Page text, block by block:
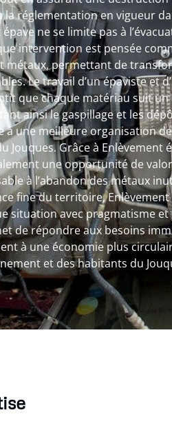
la réglementation en vigueur
ne se limite pas à
intervention est pensée
métaux, permettant de
Le travail d’un épaviste et
que chaque matériau suit un
ainsi le gaspillage et les
une meilleure organisation
Jouques. Grâce à Enlèvement
une opportunité de
à l’abandon des métaux
fine du territoire, Enlèvement
situation avec pragmatisme et
de répondre aux besoins
à une économie plus
et des habitants du